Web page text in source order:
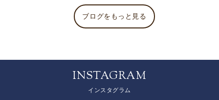
ブログをもっと見る
INSTAGRAM
インスタグラム